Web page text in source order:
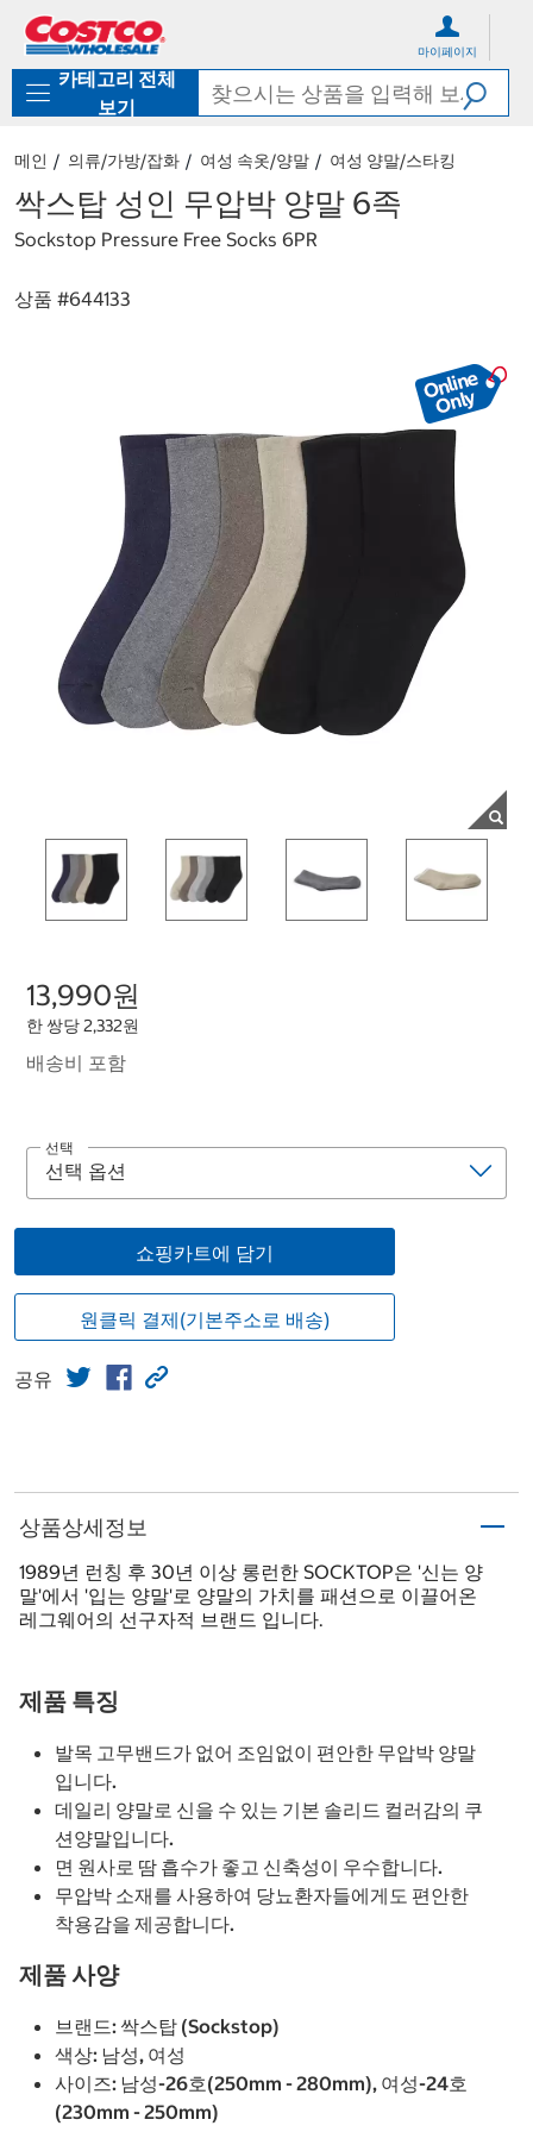
로
기
가
마이페이지
카테고리 전체
보기
메인 의류/가방/잡화 여성 속옷/양말 여성 양말/스타킹
싹스탑 성인 무압박 양말 6족
Sockstop Pressure Free Socks 6PR
상품 #644133
13,990원
한 쌍당 2,332원
배송비 포함
선택
쇼핑카트에 담기
원클릭 결제(기본주소로 배송)
공유
상품상세정보
1989년 런칭 후 30년 이상 롱런한 SOCKTOP은 '신는 양
말'에서 '입는 양말'로 양말의 가치를 패션으로 이끌어온
레그웨어의 선구자적 브랜드 입니다.
제품 특징
발목 고무밴드가 없어 조임없이 편안한 무압박 양말
입니다.
데일리 양말로 신을 수 있는 기본 솔리드 컬러감의 쿠
션양말입니다.
면 원사로 땀 흡수가 좋고 신축성이 우수합니다.
무압박 소재를 사용하여 당뇨환자들에게도 편안한
착용감을 제공합니다.
제품 사양
브랜드: 싹스탑 (Sockstop)
색상: 남성, 여성
사이즈: 남성-26호(250mm - 280mm), 여성-24호
(230mm - 250mm)